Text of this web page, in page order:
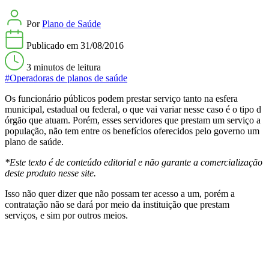
PorPlano de Saúde
Publicado em 31/08/2016
3 minutos de leitura
#Operadoras de planos de saúde
Os funcionário públicos podem prestar serviço tanto na esfera
municipal, estadual ou federal, o que vai variar nesse caso é o tipo d
órgão que atuam. Porém, esses servidores que prestam um serviço a
população, não tem entre os benefícios oferecidos pelo governo um
plano de saúde.
*Este texto é de conteúdo editorial e não garante a comercialização
deste produto nesse site.
Isso não quer dizer que não possam ter acesso a um, porém a
contratação não se dará por meio da instituição que prestam
serviços, e sim por outros meios.